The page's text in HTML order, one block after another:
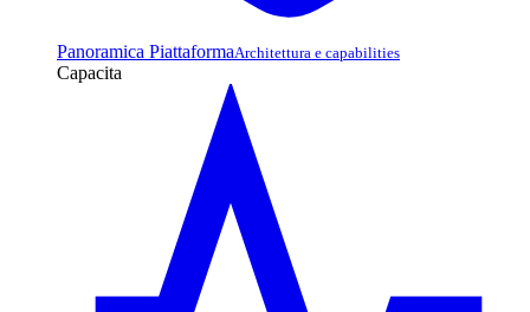
Panoramica PiattaformaArchitettura e capabilities
Capacita